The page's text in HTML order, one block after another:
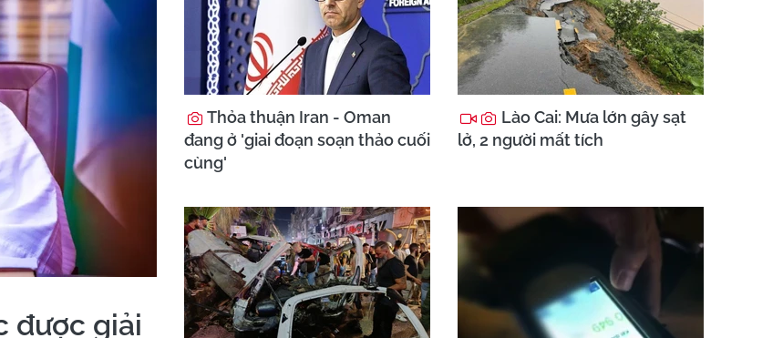
được giải
Thỏa thuận Iran - Oman
đang ở 'giai đoạn soạn thảo cuối
cùng'
Lào Cai: Mưa lớn gây sạt
lở, 2 người mất tích